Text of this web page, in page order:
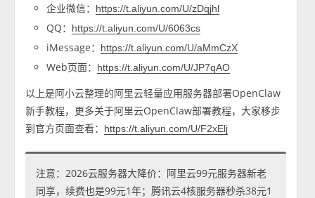
企业微信： https://t.aliyun.com/U/zDqjhl
QQ： https://t.aliyun.com/U/6063cs
iMessage： https://t.aliyun.com/U/aMmCzX
Web页面： https://t.aliyun.com/U/JP7qAO
以上是阿小云整理的阿里云轻量应用服务器部署OpenClaw
新手教程，更多关于阿里云OpenClaw部署教程，大家移步
到官方页面查看：
https://t.aliyun.com/U/F2xElj
注意：2026云服务器大降价：阿里云99元服务器新老
同享，续费也是99元1年；腾讯云4核服务器秒杀38元1